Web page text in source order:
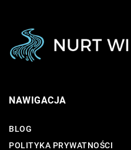
NAWIGACJA
BLOG
POLITYKA PRYWATNOŚCI